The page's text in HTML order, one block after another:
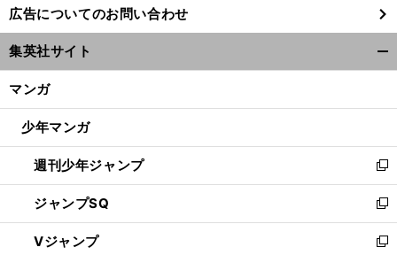
い
ウ
ィ
ン
ウ
開
く
広告についてのお問い合わせ
集英社サイト
マンガ
少年マンガ
週刊少年ジャンプ
新
し
い
ウ
ィ
ジャンプSQ
新
し
い
Vジャンプ
新